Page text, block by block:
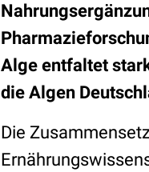
Alge entfaltet
die Algen
Die